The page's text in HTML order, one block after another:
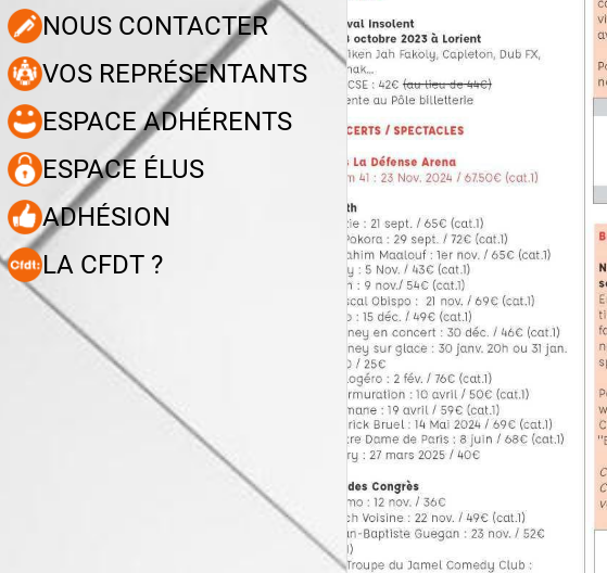
NOUS CONTACTER
VOS REPRÉSENTANTS
ESPACE ADHÉRENTS
ESPACE ÉLUS
ADHÉSION
LA CFDT ?